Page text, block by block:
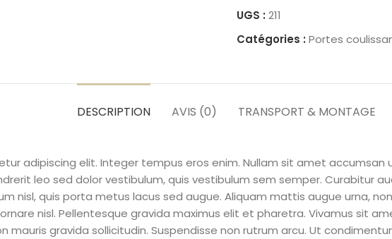
UGS : 211
Catégories : Portes
DESCRIPTION AVIS (0) TRANSPORT & MONTAGE
adipiscing elit. Integer tempus eros enim. Nullam sit amet accumsan
leo sed dolor vestibulum, quis vestibulum sem semper. Curabitur
nisl, quis porta metus lacus sed augue. Aliquam mattis augue urna,
nisl. Pellentesque gravida maximus elit et pharetra. Vivamus sit
mauris gravida sollicitudin. Suspendisse non rutrum arcu. Ut